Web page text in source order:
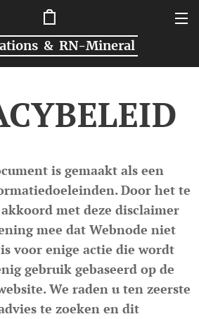
& RN-Mineral
is gemaakt als een
Door het te
met deze disclaimer
mee dat Webnode niet
voor enige actie die wordt
gebruik gebaseerd op de
We raden u ten zeerste
te zoeken en dit